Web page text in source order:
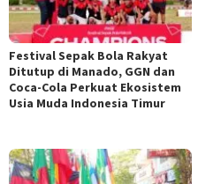
Festival Sepak Bola Rakyat
Ditutup di Manado, GGN dan
Coca-Cola Perkuat Ekosistem
Usia Muda Indonesia Timur